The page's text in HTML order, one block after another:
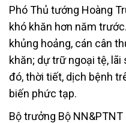
Phó Thủ tướng Hoàng
khó khăn hơn năm
khủng hoảng, cán cân
khăn; dự trữ ngoại tệ,
đó, thời tiết, dịch bệnh
biến phức tạp.
Bộ trưởng Bộ